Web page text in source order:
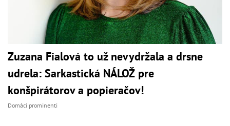
Zuzana Fialová to už nevydržala a drsne
udrela: Sarkastická NÁLOŽ pre
konšpirátorov a popieračov!
Domáci prominenti